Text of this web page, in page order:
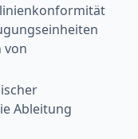
von
Ableitung